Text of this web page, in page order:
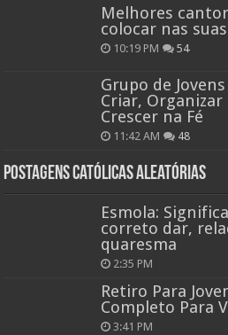
Melhores
colocar nas
10:19 PM 54
Grupo de
Criar, Organizar
Crescer na Fé
11:42 AM 48
Postagens católicas aleatórias
Esmola:
correto dar,
quaresma
2:35 PM
Retiro Para
Completo Para
3:41 PM